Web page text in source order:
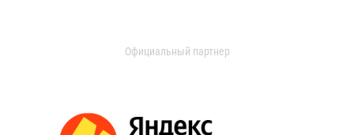
Официальный партнер